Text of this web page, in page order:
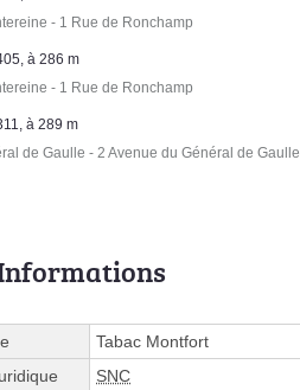
- 1 Rue de Ronchamp
à 286 m
- 1 Rue de Ronchamp
à 289 m
de Gaulle - 2 Avenue du Général de Gaulle
Tabac Montfort
SNC